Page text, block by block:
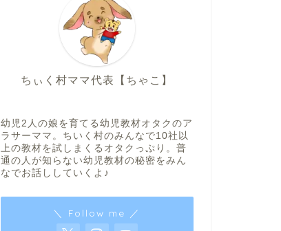
ちぃく村ママ代表【ちゃこ】
幼児2人の娘を育てる幼児教材オタクのア
ラサーママ。ちいく村のみんなで10社以
上の教材を試しまくるオタクっぷり。普
通の人が知らない幼児教材の秘密をみん
なでお話ししていくよ♪
＼ Follow me ／